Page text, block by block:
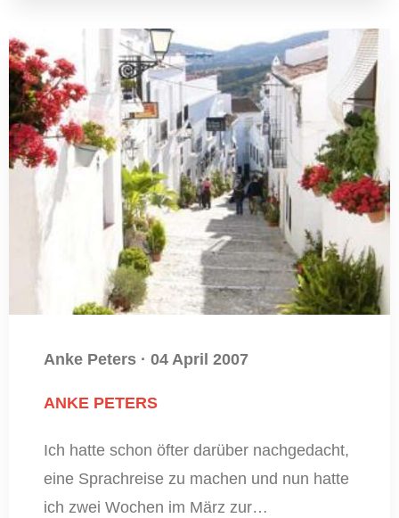
Anke Peters · 04 April 2007
ANKE PETERS
Ich hatte schon öfter darüber nachgedacht,
eine Sprachreise zu machen und nun hatte
ich zwei Wochen im März zur…